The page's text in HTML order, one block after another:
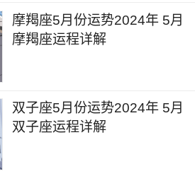
未来几个月的时间里要避免在
的诱惑而影响到双方的情感，
的状况以及子女的身心状态。
未来几个月的时间里，可能会
的影响和伤害，需要在感情接
。
的时间，金星和木星会进
摩羯座5月份运势2024年 5月
摩羯座运程详解
双子座5月份运势2024年 5月
双子座运程详解